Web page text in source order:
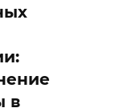
в